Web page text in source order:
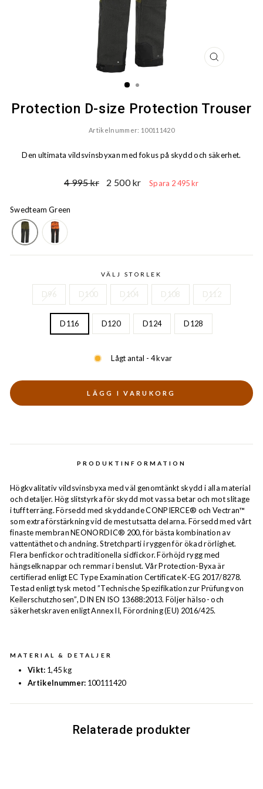
STÄNG
Protection D-size Protection Trouser
Artikelnummer: 100111420
Den ultimata vildsvinsbyxan med fokus på skydd och säkerhet.
Ord.
4 995 kr Reapris
2 500 kr Spara 2 495 kr
Swedteam Green
VÄLJ STORLEK
D96 D100 D104 D108 D112
D116 D120 D124 D128
Lågt antal - 4 kvar
LÄGG I VARUKORG
PRODUKTINFORMATION
Högkvalitativ vildsvinsbyxa med väl genomtänkt skydd i alla material
och detaljer. Hög slitstyrka för skydd mot vassa betar och mot slitage
i tuff terräng. Försedd med skyddande CONPIERCE® och Vectran™
som extra förstärkning vid de mest utsatta delarna. Försedd med vårt
finaste membran NEONORDIC® 200, för bästa kombination av
vattentäthet och andning. Stretchparti i ryggen för ökad rörlighet.
Flera benfickor och traditionella sidfickor. Förhöjd rygg med
hängselknappar och remmar i benslut. Vår Protection-Byxa är
certifierad enligt EC Type Examination Certificate K-EG 2017/8278.
Testad enligt tysk metod ”Technische Spezifikation zur Prüfung von
Keilerschutzhosen”, DIN EN ISO 13688:2013. Följer hälso- och
säkerhetskraven enligt Annex II, Förordning (EU) 2016/425.
MATERIAL & DETALJER
Vikt: 1,45 kg
Artikelnummer: 100111420
Relaterade produkter